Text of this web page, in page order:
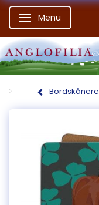
Skifte navigation
Menu
Bordskånere